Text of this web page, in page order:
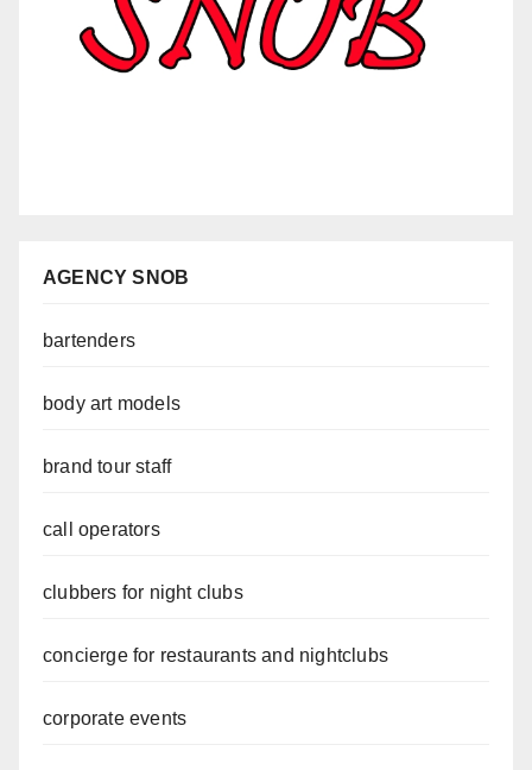
AGENCY SNOB
bartenders
body art models
brand tour staff
call operators
clubbers for night clubs
concierge for restaurants and nightclubs
corporate events